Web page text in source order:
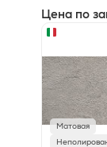
Цена по
Матовая